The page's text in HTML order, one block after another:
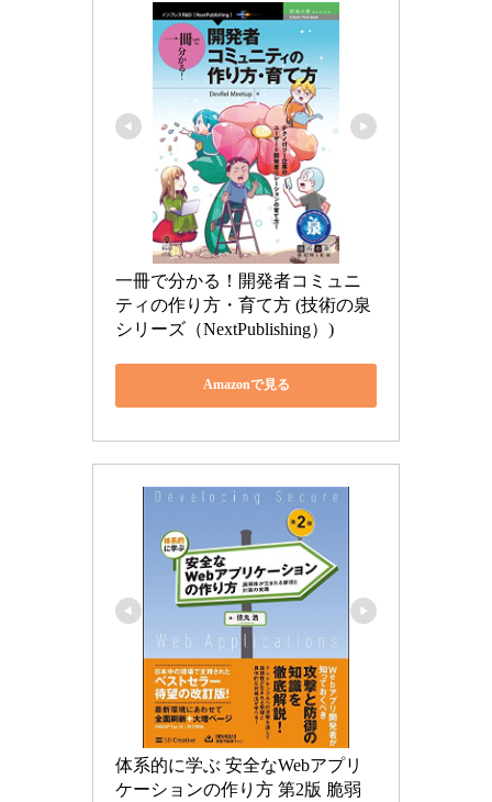
一冊で分かる！開発者コミュニ
ティの作り方・育て方 (技術の泉
シリーズ（NextPublishing）)
Amazonで見る
体系的に学ぶ 安全なWebアプリ
ケーションの作り方 第2版 脆弱